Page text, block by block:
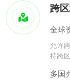
跨
全球
允许
持跨
多国